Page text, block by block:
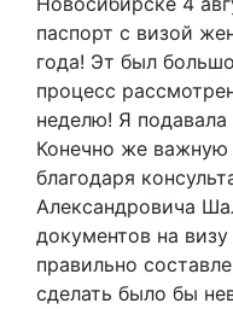
паспорт с визой
года! Эт был
процесс
неделю! Я подавала
Конечно же важную
благодаря
Александровича
документов на
правильно
сделать было бы